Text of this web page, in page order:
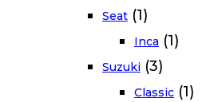
Seat (1)
Inca (1)
Suzuki (3)
Classic (1)